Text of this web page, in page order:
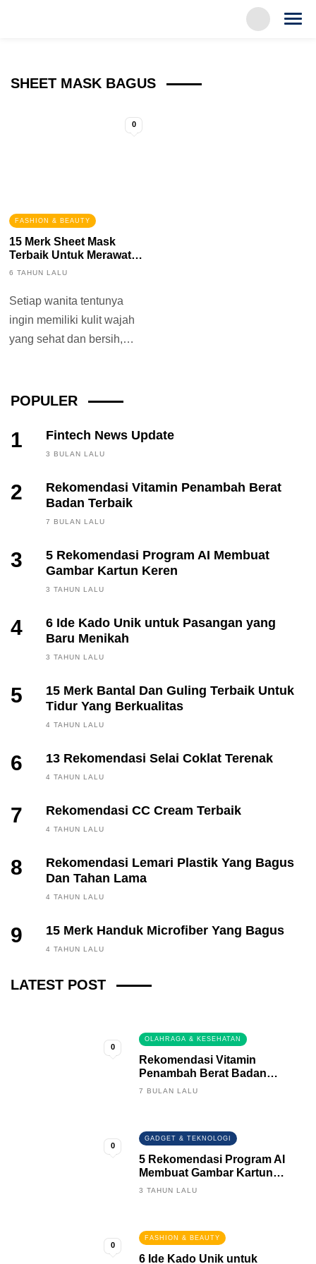
SHEET MASK BAGUS
0
FASHION & BEAUTY
15 Merk Sheet Mask
Terbaik Untuk Merawat
Kulit Wajah Cantikmu
6 TAHUN LALU
Setiap wanita tentunya
ingin memiliki kulit wajah
yang sehat dan bersih,
POPULER
1 Fintech News Update
3 BULAN LALU
2
Rekomendasi Vitamin Penambah Berat
Badan Terbaik
7 BULAN LALU
3
5 Rekomendasi Program AI Membuat
Gambar Kartun Keren
3 TAHUN LALU
4
6 Ide Kado Unik untuk Pasangan yang
Baru Menikah
3 TAHUN LALU
5
15 Merk Bantal Dan Guling Terbaik Untuk
Tidur Yang Berkualitas
4 TAHUN LALU
6 13 Rekomendasi Selai Coklat Terenak
4 TAHUN LALU
7 Rekomendasi CC Cream Terbaik
4 TAHUN LALU
8
Rekomendasi Lemari Plastik Yang Bagus
Dan Tahan Lama
4 TAHUN LALU
9 15 Merk Handuk Microfiber Yang Bagus
4 TAHUN LALU
LATEST POST
FINANCE, INVESTING
3 BULAN LALU
0
OLAHRAGA & KESEHATAN
Rekomendasi Vitamin
Penambah Berat Badan
Terbaik
7 BULAN LALU
0
GADGET & TEKNOLOGI
5 Rekomendasi Program AI
Membuat Gambar Kartun
Keren
3 TAHUN LALU
0
FASHION & BEAUTY
6 Ide Kado Unik untuk